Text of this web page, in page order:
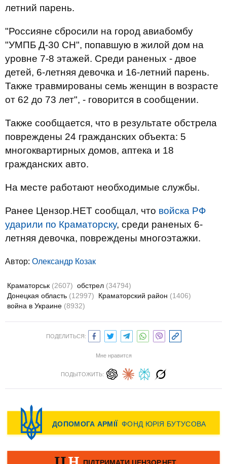
летний парень.
"Россияне сбросили на город авиабомбу
"УМПБ Д-30 СН", попавшую в жилой дом на
уровне 7-8 этажей. Среди раненых - двое
детей, 6-летняя девочка и 16-летний парень.
Также травмированы семь женщин в возрасте
от 62 до 73 лет", - говорится в сообщении.
Также сообщается, что в результате обстрела
повреждены 24 гражданских объекта: 5
многоквартирных домов, аптека и 18
гражданских авто.
На месте работают необходимые службы.
Ранее Цензор.НЕТ сообщал, что войска РФ
ударили по Краматорску, среди раненых 6-
летняя девочка, повреждены многоэтажки.
Автор: Олександр Козак
Краматорськ (2607) обстрел (34794)
Донецкая область (12997) Краматорский район (1406)
война в Украине (8932)
ПОДЕЛИТЬСЯ:
Мне нравится
ПОДЫТОЖИТЬ: